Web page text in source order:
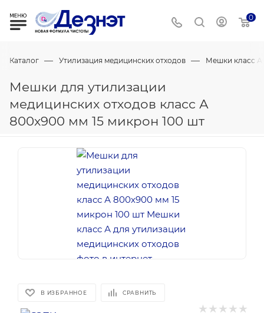
0
Каталог — Утилизация медицинских отходов — Мешки класс А
Мешки для утилизации
медицинских отходов класс А
800х900 мм 15 микрон 100 шт
В ИЗБРАННОЕ СРАВНИТЬ